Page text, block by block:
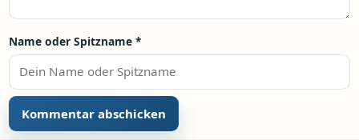
Name oder Spitzname *